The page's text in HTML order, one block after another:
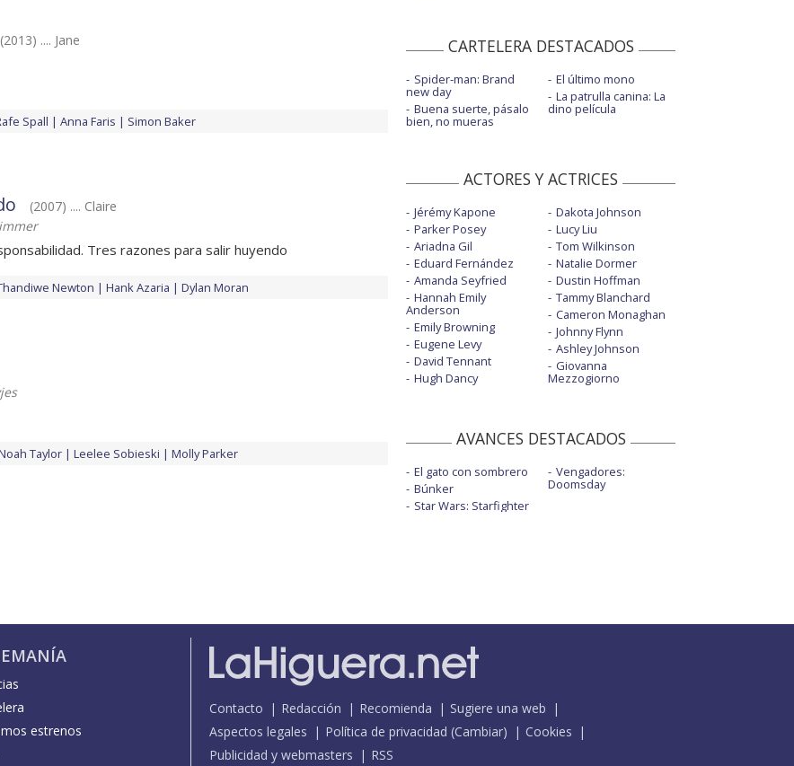
(2013) .... Jane
Spall Anna Faris Simon Baker
(2007) .... Claire
Tres razones para salir huyendo
Newton Hank Azaria Dylan Moran
Taylor Leelee Sobieski Molly Parker
CARTELERA DESTACADOS
Spider-man: Brand
new day
Buena suerte, pásalo
bien, no mueras
El último mono
La patrulla canina: La
dino película
ACTORES Y ACTRICES
Jérémy Kapone
Parker Posey
Ariadna Gil
Eduard Fernández
Amanda Seyfried
Hannah Emily
Anderson
Emily Browning
Eugene Levy
David Tennant
Hugh Dancy
Dakota Johnson
Lucy Liu
Tom Wilkinson
Natalie Dormer
Dustin Hoffman
Tammy Blanchard
Cameron Monaghan
Johnny Flynn
Ashley Johnson
Giovanna
Mezzogiorno
AVANCES DESTACADOS
El gato con sombrero
Búnker
Star Wars: Starfighter
Vengadores:
Doomsday
estrenos
Contacto Redacción Recomienda
Sugiere una web
Aspectos legales
Política de privacidad (Cambiar)
Cookies
Publicidad y webmasters
RSS